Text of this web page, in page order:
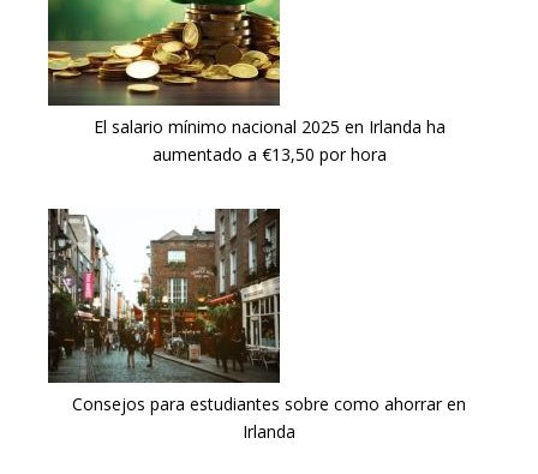
El salario mínimo nacional 2025 en Irlanda ha
aumentado a €13,50 por hora
Consejos para estudiantes sobre como ahorrar en
Irlanda